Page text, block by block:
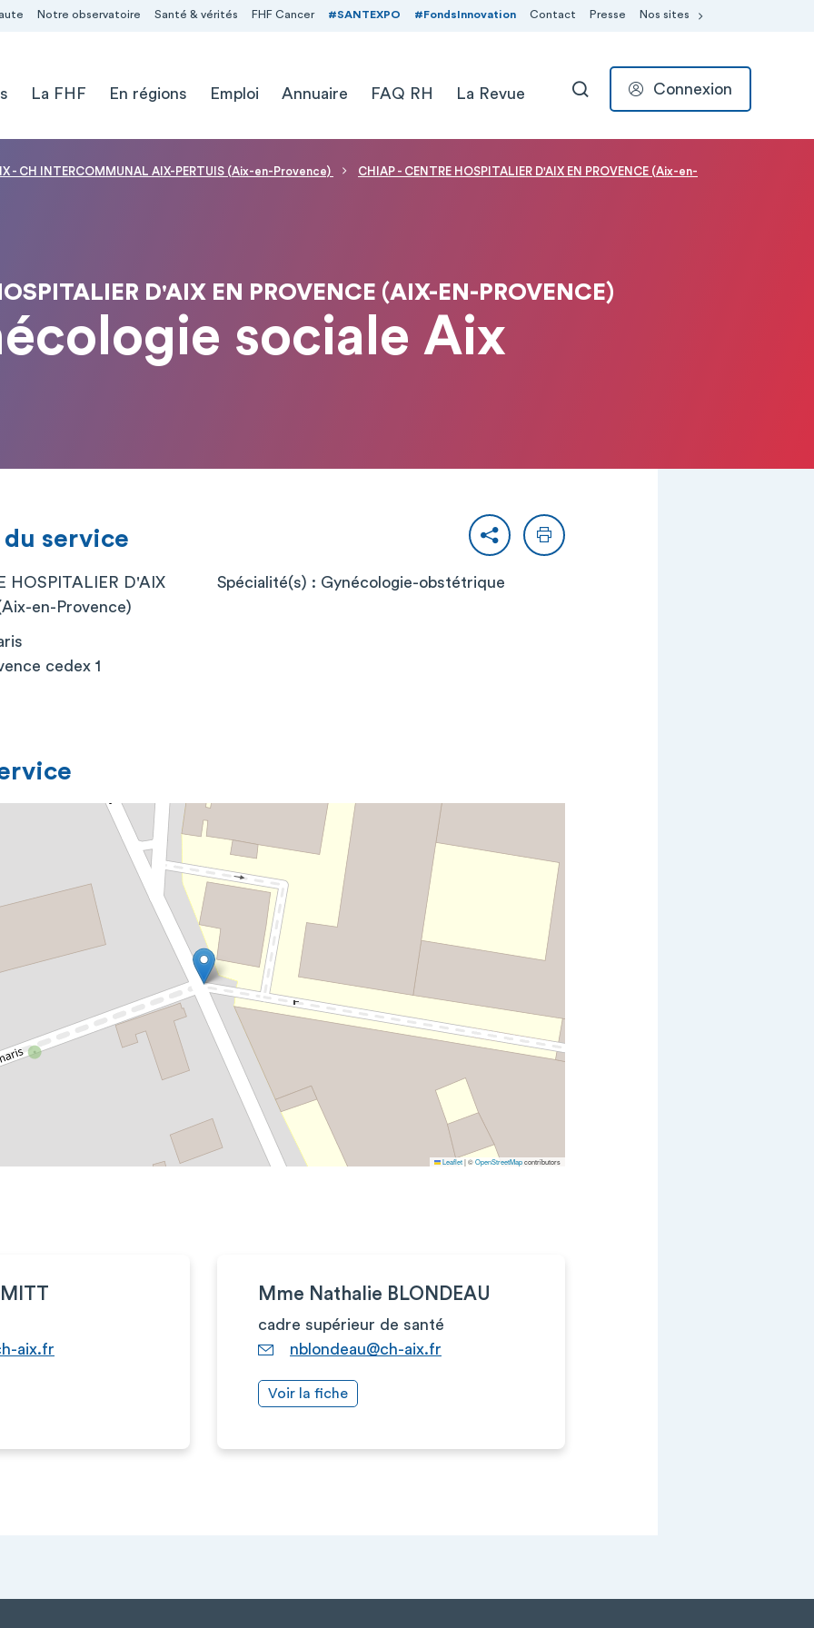
Notre observatoire Santé & vérités FHF Cancer #SANTEXPO #FondsInnovation Contact Presse Nos sites
La FHF En régions Emploi Annuaire FAQ RH La Revue RECHERCHER
Connexion
- CH INTERCOMMUNAL AIX-PERTUIS (Aix-en-Provence) CHIAP - CENTRE HOSPITALIER D'AIX EN PROVENCE (Aix-en-
D'AIX EN PROVENCE (AIX-EN-PROVENCE)
sociale Aix
PartagerImprimer
service
HOSPITALIER D'AIX
en-Provence)
cedex 1
Spécialité(s) : Gynécologie-obstétrique
Leaflet|©OpenStreetMapcontributors
aix.fr
Mme Nathalie BLONDEAU
cadre supérieur de santé
nblondeau@ch-aix.fr
Voir la fiche